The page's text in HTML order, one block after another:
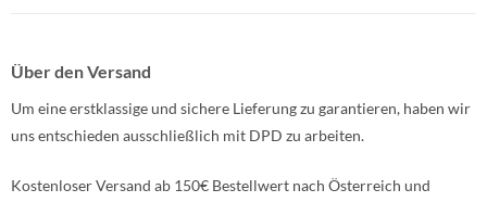
Über den Versand
Um eine erstklassige und sichere Lieferung zu garantieren, haben wir
uns entschieden ausschließlich mit DPD zu arbeiten.
Kostenloser Versand ab 150€ Bestellwert nach Österreich und